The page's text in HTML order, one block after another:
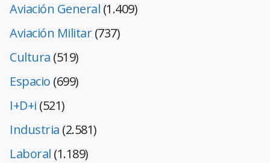
Aviación General (1.409)
Aviación Militar(737)
Cultura (519)
Espacio (699)
I+D+i (521)
Industria (2.581)
Laboral (1.189)